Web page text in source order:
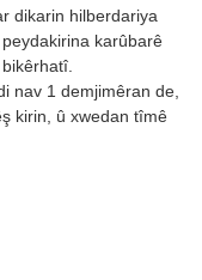
dikarin hilberdariya
karûbarê
nav 1 demjimêran de,
kirin, û xwedan tîmê